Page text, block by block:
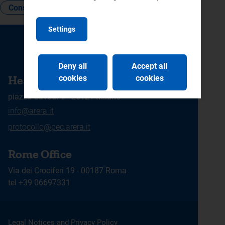
Consumo
Head Office
piazza Cavour 5 - 20121 Milano
info@arera.it
protocollo@pec.arera.it
Rome Office
Via dei Crociferi 19 - 00187 Roma
tel +39 06697331
Legal Notices and Privacy Policy
Settings
Deny all
cookies
Accept all
cookies